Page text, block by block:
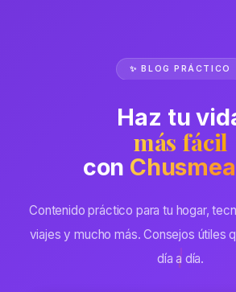
✨ BLOG PRÁCTICO
Haz tu
más fácil
con
Contenido práctico para tu hogar, tecnología, mascotas,
viajes y mucho más. Consejos útiles
día a día.